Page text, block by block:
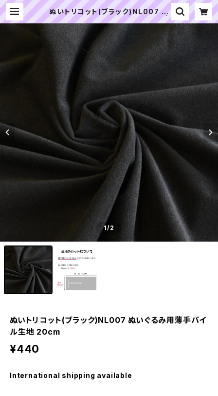
ぬいトリコット(ブラック)NL007 ぬ
いぐるみ用薄手パイル生地 20cm |
ぬいぐるみの生地やさん｜「ぬい」の
布地・材料の通販専門店
1/2
ぬいトリコット(ブラック)NL007 ぬいぐるみ用薄手パイ
ル生地 20cm
¥440
International shipping available